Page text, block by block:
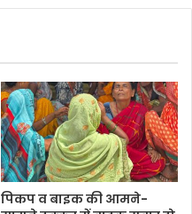
पिकप व बाइक की आमने-